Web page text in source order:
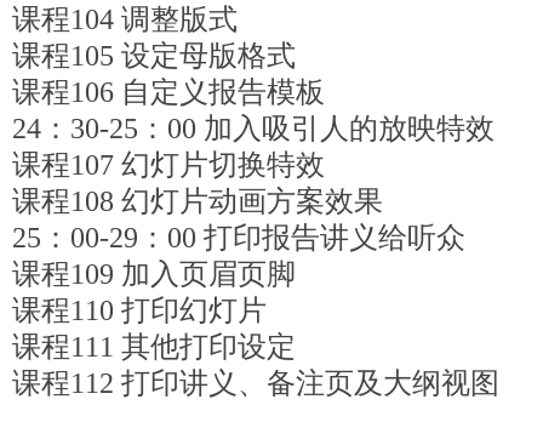
课程104 调整版式
课程105 设定母版格式
课程106 自定义报告模板
24：30-25：00 加入吸引人的放映特效
课程107 幻灯片切换特效
课程108 幻灯片动画方案效果
25：00-29：00 打印报告讲义给听众
课程109 加入页眉页脚
课程110 打印幻灯片
课程111 其他打印设定
课程112 打印讲义、备注页及大纲视图